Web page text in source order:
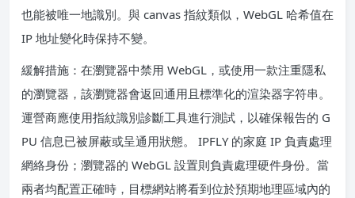
也能被唯一地識別。與 canvas 指紋類似，WebGL 哈希值在
IP 地址變化時保持不變。
緩解措施：在瀏覽器中禁用 WebGL，或使用一款注重隱私
的瀏覽器，該瀏覽器會返回通用且標準化的渲染器字符串。
運營商應使用指紋識別診斷工具進行測試，以確保報告的 G
PU 信息已被屏蔽或呈通用狀態。 IPFLY 的家庭 IP 負責處理
網絡身份；瀏覽器的 WebGL 設置則負責處理硬件身份。當
兩者均配置正確時，目標網站將看到位於預期地理區域內的